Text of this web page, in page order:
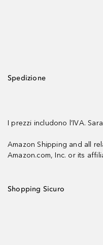
Spedizione
I prezzi includono l’IVA.
Amazon Shipping and all
Amazon.com, Inc. or its
Shopping Sicuro